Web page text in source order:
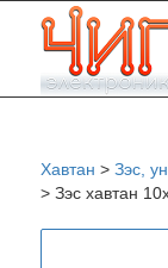
Хавтан > Зэс,
> Зэс хавтан